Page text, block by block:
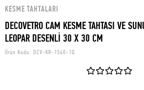
KESME TAHTALARI
DECOVETRO CAM KESME TAHTASI VE
LEOPAR DESENLİ 30 X 30 CM
Ürün Kodu: DCV-KR-1540-1Q